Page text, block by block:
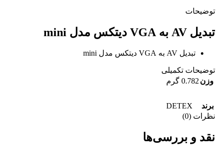
توضیحات
تبدیل AV به VGA دیتکس مدل mini
تبدیل AV به VGA دیتکس مدل mini
توضیحات تکمیلی
وزن0.782 گرم
برند
DETEX
نظرات (0)
نقد و بررسی‌ها